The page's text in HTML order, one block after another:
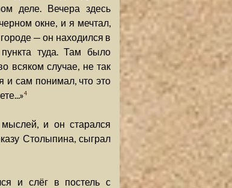
деле. Вечера здесь
окне, и я мечтал,
— он находился в
туда. Там было
всяком случае, не так
и сам понимал, что это
4
и он старался
Столыпина, сыграл
и слёг в постель с